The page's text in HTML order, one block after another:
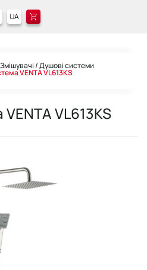
UA
Змішувачі Душові системи
VENTA VL613KS
VL613KS